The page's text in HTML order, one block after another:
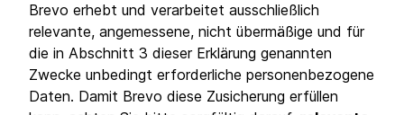
Brevo erhebt und verarbeitet ausschließlich
relevante, angemessene, nicht übermäßige und für
die in Abschnitt 3 dieser Erklärung genannten
Zwecke unbedingt erforderliche personenbezogene
Daten. Damit Brevo diese Zusicherung erfüllen